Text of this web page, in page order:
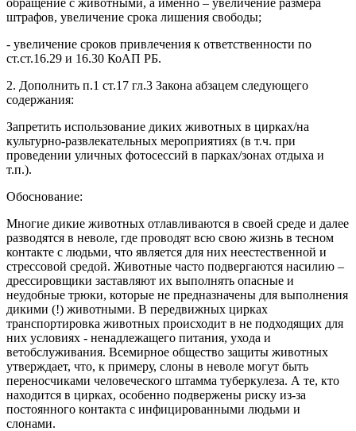
штрафов, увеличение срока лишения свободы;
- увеличение сроков привлечения к ответственности по
ст.ст.16.29 и 16.30 КоАП РБ.
2. Дополнить п.1 ст.17 гл.3 Закона абзацем следующего
содержания:
Запретить использование диких животных в цирках/на
культурно-развлекательных мероприятиях (в т.ч. при
проведении уличных фотосессий в парках/зонах отдыха и
т.п.).
Обоснование:
Многие дикие животных отлавливаются в своей среде и далее
разводятся в неволе, где проводят всю свою жизнь в тесном
контакте с людьми, что является для них неестественной и
стрессовой средой. Животные часто подвергаются насилию –
дрессировщики заставляют их выполнять опасные и
неудобные трюки, которые не предназначены для выполнения
дикими (!) животными. В передвижных цирках
транспортировка животных происходит в не подходящих для
них условиях - ненадлежащего питания, ухода и
ветобслуживания. Всемирное общество защиты животных
утверждает, что, к примеру, слоны в неволе могут быть
переносчиками человеческого штамма туберкулеза. А те, кто
находится в цирках, особенно подвержены риску из-за
постоянного контакта с инфицированными людьми и
слонами.